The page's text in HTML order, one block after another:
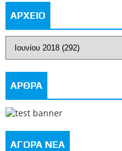
ΑΡΧΕΙΟ
ΑΡΘΡΑ
ΑΓΟΡΑ ΝΕΑ